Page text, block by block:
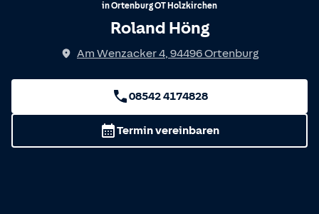
inOrtenburgOT Holzkirchen
Roland Höng
Am Wenzacker 4, 94496Ortenburg
08542 4174828
Termin vereinbaren